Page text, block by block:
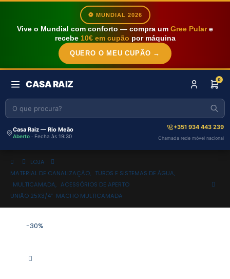
⚽ MUNDIAL 2026
Vive o Mundial com conforto — compra um Gree Pulare
recebe 10€ em cupão por máquina
QUERO O MEU CUPÃO →
CASA RAIZ 0
Casa Raiz — Rio Meão
Aberto · Fecha às 19:30
+351 934 443 239
Chamada rede móvel nacional
LOJA
MATERIAL DE CANALIZAÇÃO, TUBOS E SISTEMAS DE ÁGUA,
MULTICAMADA, ACESSÓRIOS DE APERTO
UNIÃO 25X3/4″ MACHO MULTICAMADA
-30%